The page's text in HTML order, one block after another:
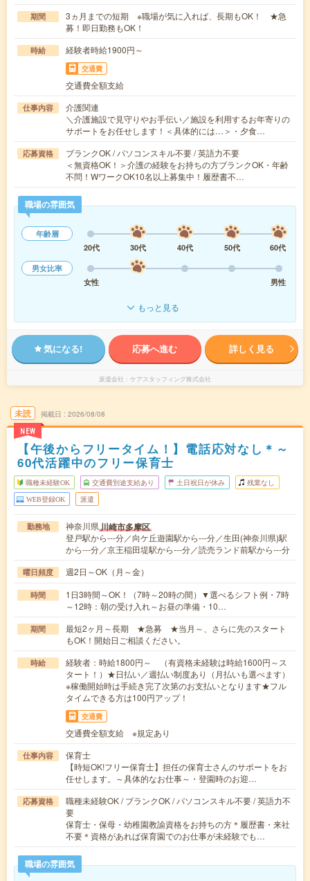
期間
3ヵ月までの短期 ※職場が気に入れば、長期もOK！ ★急
募！即日勤務もOK！
時給 経験者時給1900円～
交通費
交通費全額支給
仕事内容
介護関連
＼介護施設で見守りやお手伝い／施設を利用するお年寄りの
サポートをお任せします！＜具体的には…＞・夕食…
応募資格
ブランクOK / パソコンスキル不要 / 英語力不要
＜無資格OK！＞介護の経験をお持ちの方ブランクOK・年齢
不問！WワークOK10名以上募集中！履歴書不…
職場の雰囲気
年齢層
20代
30代 40代 50代
60代
男女比率
女性
男性
もっと見る
気になる! 応募へ進む 詳しく見る
派遣会社 ケアスタッフィング株式会社
未読
NEW
掲載日 2026/08/08
【午後からフリータイム！】電話応対なし＊～
60代活躍中のフリー保育士
職種未経験OK 交通費別途支給あり 土日祝日が休み 残業なし
WEB登録OK 派遣
勤務地 神奈川県川崎市多摩区
登戸駅から---分／向ケ丘遊園駅から---分／生田(神奈川県)駅
から---分／京王稲田堤駅から---分／読売ランド前駅から---分
曜日頻度 週2日～OK（月～金）
時間
1日3時間～OK！（7時～20時の間）▼選べるシフト例・7時
～12時：朝の受け入れ～お昼の準備・10…
期間
最短2ヶ月～長期 ★急募 ★当月～、さらに先のスタート
もOK！開始日ご相談ください。
時給
経験者：時給1800円～ （有資格未経験は時給1600円～ス
タート！）★日払い／週払い制度あり（月払いも選べます）
※稼働開始時は手続き完了次第のお支払いとなります★フル
タイムできる方は100円アップ！
交通費
交通費全額支給 ※規定あり
仕事内容
保育士
【時短OK!フリー保育士】担任の保育士さんのサポートをお
任せします。～具体的なお仕事～・登園時のお迎…
応募資格
職種未経験OK / ブランクOK / パソコンスキル不要 / 英語力不
要
保育士・保母・幼稚園教諭資格をお持ちの方＊履歴書・来社
不要＊資格があれば保育園でのお仕事が未経験でも…
職場の雰囲気